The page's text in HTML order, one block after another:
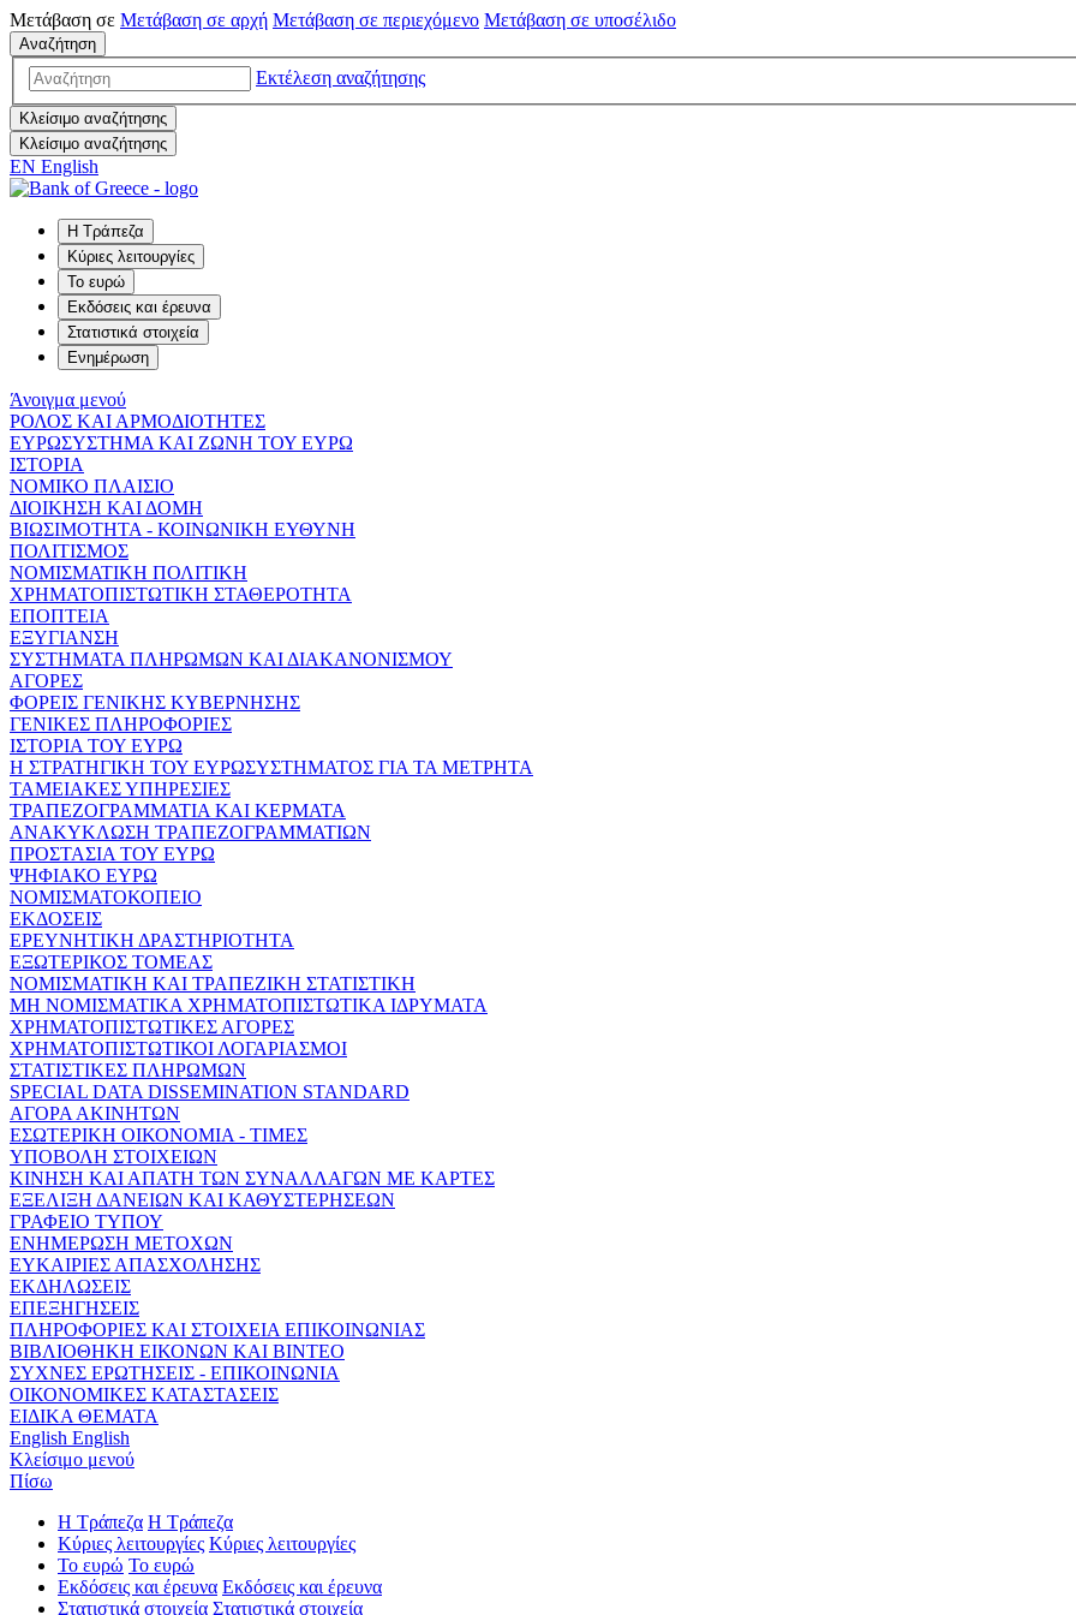
Μετάβαση σε Μετάβαση σε αρχή Μετάβαση σε περιεχόμενο Μετάβαση σε υποσέλιδο
Αναζήτηση
Εκτέλεση αναζήτησης
Κλείσιμο αναζήτησης
Κλείσιμο αναζήτησης
EN English
Η Τράπεζα
Κύριες λειτουργίες
Το ευρώ
Εκδόσεις και έρευνα
Στατιστικά στοιχεία
Ενημέρωση
Άνοιγμα μενού
ΡΟΛΟΣ ΚΑΙ ΑΡΜΟΔΙΟΤΗΤΕΣ
ΕΥΡΩΣΥΣΤΗΜΑ ΚΑΙ ΖΩΝΗ ΤΟΥ ΕΥΡΩ
ΙΣΤΟΡΙΑ
ΝΟΜΙΚΟ ΠΛΑΙΣΙΟ
ΔΙΟΙΚΗΣΗ ΚΑΙ ΔΟΜΗ
ΒΙΩΣΙΜΟΤΗΤΑ - ΚΟΙΝΩΝΙΚΗ ΕΥΘΥΝΗ
ΠΟΛΙΤΙΣΜΟΣ
ΝΟΜΙΣΜΑΤΙΚΗ ΠΟΛΙΤΙΚΗ
ΧΡΗΜΑΤΟΠΙΣΤΩΤΙΚΗ ΣΤΑΘΕΡΟΤΗΤΑ
ΕΠΟΠΤΕΙΑ
ΕΞΥΓΙΑΝΣΗ
ΣΥΣΤΗΜΑΤΑ ΠΛΗΡΩΜΩΝ ΚΑΙ ΔΙΑΚΑΝΟΝΙΣΜΟΥ
ΑΓΟΡΕΣ
ΦΟΡΕΙΣ ΓΕΝΙΚΗΣ ΚΥΒΕΡΝΗΣΗΣ
ΓΕΝΙΚΕΣ ΠΛΗΡΟΦΟΡΙΕΣ
ΙΣΤΟΡΙΑ ΤΟΥ ΕΥΡΩ
Η ΣΤΡΑΤΗΓΙΚΗ ΤΟΥ ΕΥΡΩΣΥΣΤΗΜΑΤΟΣ ΓΙΑ ΤΑ ΜΕΤΡΗΤΑ
ΤΑΜΕΙΑΚΕΣ ΥΠΗΡΕΣΙΕΣ
ΤΡΑΠΕΖΟΓΡΑΜΜΑΤΙΑ ΚΑΙ ΚΕΡΜΑΤΑ
ΑΝΑΚΥΚΛΩΣΗ ΤΡΑΠΕΖΟΓΡΑΜΜΑΤΙΩΝ
ΠΡΟΣΤΑΣΙΑ ΤΟΥ ΕΥΡΩ
ΨΗΦΙΑΚΟ ΕΥΡΩ
ΝΟΜΙΣΜΑΤΟΚΟΠΕΙΟ
ΕΚΔΟΣΕΙΣ
ΕΡΕΥΝΗΤΙΚΗ ΔΡΑΣΤΗΡΙΟΤΗΤΑ
ΕΞΩΤΕΡΙΚΟΣ ΤΟΜΕΑΣ
ΝΟΜΙΣΜΑΤΙΚΗ ΚΑΙ ΤΡΑΠΕΖΙΚΗ ΣΤΑΤΙΣΤΙΚΗ
ΜΗ ΝΟΜΙΣΜΑΤΙΚΑ ΧΡΗΜΑΤΟΠΙΣΤΩΤΙΚΑ ΙΔΡΥΜΑΤΑ
ΧΡΗΜΑΤΟΠΙΣΤΩΤΙΚΕΣ ΑΓΟΡΕΣ
ΧΡΗΜΑΤΟΠΙΣΤΩΤΙΚΟΙ ΛΟΓΑΡΙΑΣΜΟΙ
ΣΤΑΤΙΣΤΙΚΕΣ ΠΛΗΡΩΜΩΝ
SPECIAL DATA DISSEMINATION STANDARD
ΑΓΟΡΑ ΑΚΙΝΗΤΩΝ
ΕΣΩΤΕΡΙΚΗ ΟΙΚΟΝΟΜΙΑ - ΤΙΜΕΣ
ΥΠΟΒΟΛΗ ΣΤΟΙΧΕΙΩΝ
ΚΙΝΗΣΗ ΚΑΙ ΑΠΑΤΗ ΤΩΝ ΣΥΝΑΛΛΑΓΩΝ ΜΕ ΚΑΡΤΕΣ
ΕΞΕΛΙΞΗ ΔΑΝΕΙΩΝ ΚΑΙ ΚΑΘΥΣΤΕΡΗΣΕΩΝ
ΓΡΑΦΕΙΟ ΤΥΠΟΥ
ΕΝΗΜΕΡΩΣΗ ΜΕΤΟΧΩΝ
ΕΥΚΑΙΡΙΕΣ ΑΠΑΣΧΟΛΗΣΗΣ
ΕΚΔΗΛΩΣΕΙΣ
ΕΠΕΞΗΓΗΣΕΙΣ
ΠΛΗΡΟΦΟΡΙΕΣ ΚΑΙ ΣΤΟΙΧΕΙΑ ΕΠΙΚΟΙΝΩΝΙΑΣ
ΒΙΒΛΙΟΘΗΚΗ ΕΙΚΟΝΩΝ ΚΑΙ ΒΙΝΤΕΟ
ΣΥΧΝΕΣ ΕΡΩΤΗΣΕΙΣ - ΕΠΙΚΟΙΝΩΝΙΑ
ΟΙΚΟΝΟΜΙΚΕΣ ΚΑΤΑΣΤΑΣΕΙΣ
ΕΙΔΙΚΑ ΘΕΜΑΤΑ
English English
Κλείσιμο μενού
Πίσω
Η Τράπεζα Η Τράπεζα
Κύριες λειτουργίες Κύριες λειτουργίες
Το ευρώ Το ευρώ
Εκδόσεις και έρευνα Εκδόσεις και έρευνα
Στατιστικά στοιχεία Στατιστικά στοιχεία